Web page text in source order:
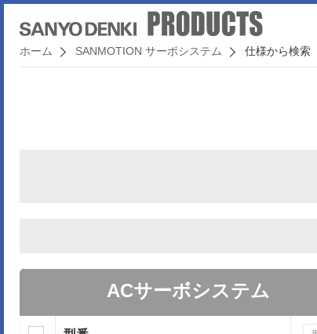
ホーム SANMOTION サーボシステム 仕様から検索
ACサーボシステム